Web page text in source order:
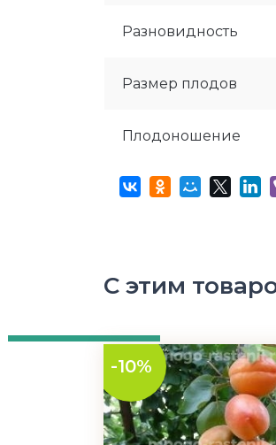
Разновидность
Размер плодов
Плодоношение
С этим
-10%